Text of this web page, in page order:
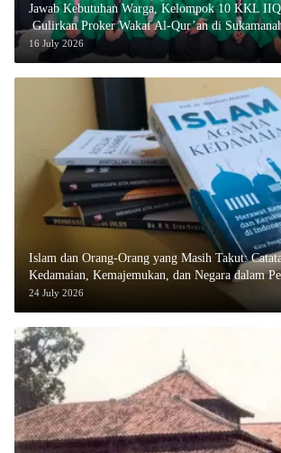
Jawab Kebutuhan Warga, Kelompok 10 KKL
Gulirkan Proker Wakaf Al-Qur’an di
16 July 2026
Islam dan Orang-Orang yang Masih Takut:
Kedamaian, Kemajemukan, dan Negara dalam
Abdillah
24 July 2026